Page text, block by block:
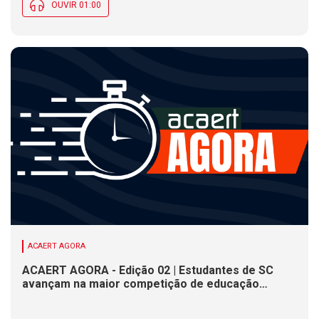
OUVIR 01:00
ACAERT AGORA
ACAERT AGORA - Edição 02 | Estudantes de SC
avançam na maior competição de educação